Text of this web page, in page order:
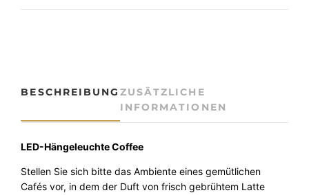
e
ä
e
e
u
BESCHREIBUNG ZUSÄTZLICHE
INFORMATIONEN
LED-Hängeleuchte Coffee
Stellen Sie sich bitte das Ambiente eines gemütlichen
Cafés vor, in dem der Duft von frisch gebrühtem Latte